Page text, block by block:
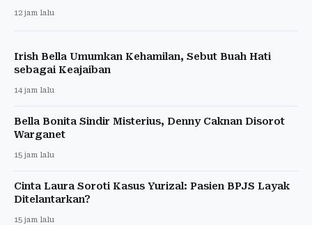
12 jam lalu
Irish Bella Umumkan Kehamilan, Sebut Buah Hati
sebagai Keajaiban
14 jam lalu
Bella Bonita Sindir Misterius, Denny Caknan Disorot
Warganet
15 jam lalu
Cinta Laura Soroti Kasus Yurizal: Pasien BPJS Layak
Ditelantarkan?
15 jam lalu